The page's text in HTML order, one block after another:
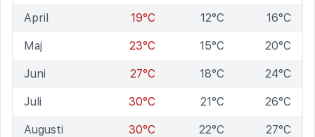
April 19°C 12°C 16°C
Maj 23°C 15°C 20°C
Juni 27°C 18°C 24°C
Juli 30°C 21°C 26°C
Augusti 30°C 22°C 27°C